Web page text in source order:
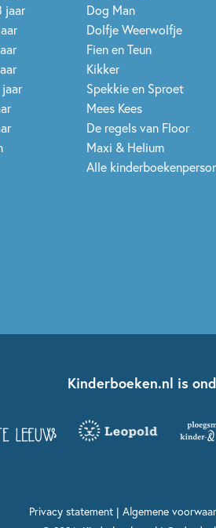
jaar
Dog Man
Dolfje Weerwolfje
Fien en Teun
Kikker
Spekkie en Sproet
Mees Kees
De regels van Floor
Maxi & Helium
Alle
Kinderboeken.nl is
Privacy statement| Algemene